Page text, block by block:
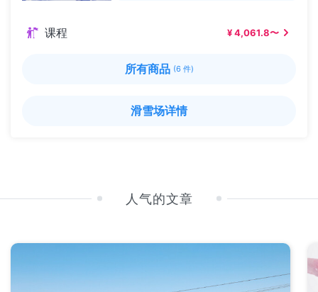
课程 ¥ 4,061.8〜
所有商品 (6 件)
滑雪场详情
人气的文章